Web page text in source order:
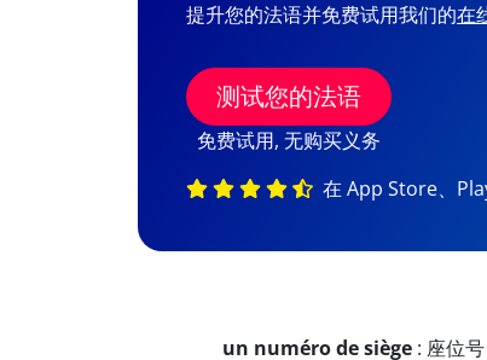
提升您的法语并免费试用我们的在
测试您的法语
免费试用, 无购买义务
在 App Store、
un numéro de siège : 座位号